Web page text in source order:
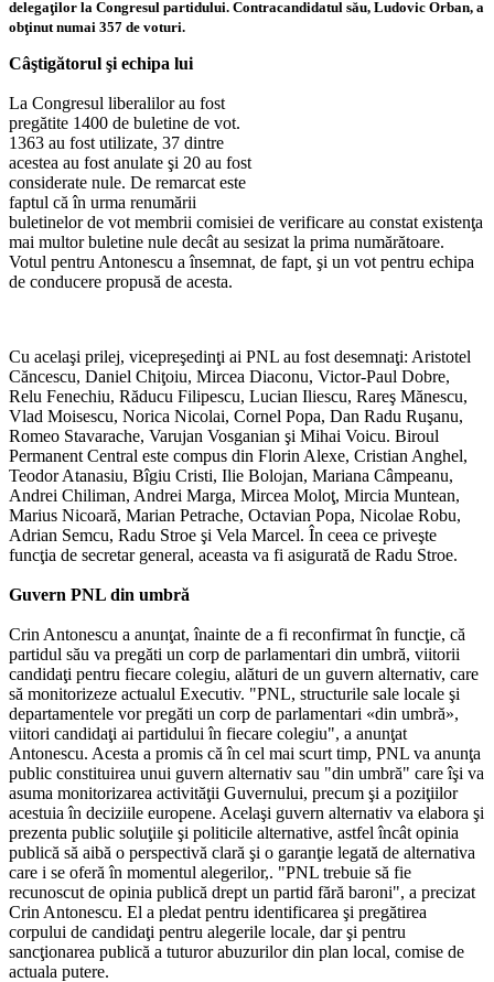
delegaţilor la Congresul partidului. Contracandidatul său, Ludovic Orban, a
obţinut numai 357 de voturi.
Câştigătorul şi echipa lui
La Congresul liberalilor au fost
pregătite 1400 de buletine de vot.
1363 au fost utilizate, 37 dintre
acestea au fost anulate şi 20 au fost
considerate nule. De remarcat este
faptul că în urma renumării
buletinelor de vot membrii comisiei de verificare au constat existenţa
mai multor buletine nule decât au sesizat la prima numărătoare.
Votul pentru Antonescu a însemnat, de fapt, şi un vot pentru echipa
de conducere propusă de acesta.
Cu acelaşi prilej, vicepreşedinţi ai PNL au fost desemnaţi: Aristotel
Căncescu, Daniel Chiţoiu, Mircea Diaconu, Victor-Paul Dobre,
Relu Fenechiu, Răducu Filipescu, Lucian Iliescu, Rareş Mănescu,
Vlad Moisescu, Norica Nicolai, Cornel Popa, Dan Radu Ruşanu,
Romeo Stavarache, Varujan Vosganian şi Mihai Voicu. Biroul
Permanent Central este compus din Florin Alexe, Cristian Anghel,
Teodor Atanasiu, Bîgiu Cristi, Ilie Bolojan, Mariana Câmpeanu,
Andrei Chiliman, Andrei Marga, Mircea Moloţ, Mircia Muntean,
Marius Nicoară, Marian Petrache, Octavian Popa, Nicolae Robu,
Adrian Semcu, Radu Stroe şi Vela Marcel. În ceea ce priveşte
funcţia de secretar general, aceasta va fi asigurată de Radu Stroe.
Guvern PNL din umbră
Crin Antonescu a anunţat, înainte de a fi reconfirmat în funcţie, că
partidul său va pregăti un corp de parlamentari din umbră, viitorii
candidaţi pentru fiecare colegiu, alături de un guvern alternativ, care
să monitorizeze actualul Executiv. "PNL, structurile sale locale şi
departamentele vor pregăti un corp de parlamentari «din umbră»,
viitori candidaţi ai partidului în fiecare colegiu", a anunţat
Antonescu. Acesta a promis că în cel mai scurt timp, PNL va anunţa
public constituirea unui guvern alternativ sau "din umbră" care îşi va
asuma monitorizarea activităţii Guvernului, precum şi a poziţiilor
acestuia în deciziile europene. Acelaşi guvern alternativ va elabora şi
prezenta public soluţiile şi politicile alternative, astfel încât opinia
publică să aibă o perspectivă clară şi o garanţie legată de alternativa
care i se oferă în momentul alegerilor,. "PNL trebuie să fie
recunoscut de opinia publică drept un partid fără baroni", a precizat
Crin Antonescu. El a pledat pentru identificarea şi pregătirea
corpului de candidaţi pentru alegerile locale, dar şi pentru
sancţionarea publică a tuturor abuzurilor din plan local, comise de
actuala putere.